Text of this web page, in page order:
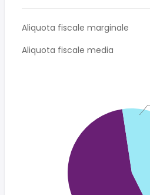
Aliquota fiscale marginale
Aliquota fiscale media